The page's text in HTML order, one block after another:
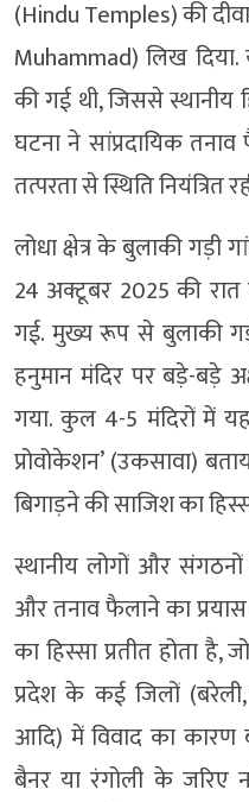
(Hindu Temples) की
Muhammad) लिख
की गई थी, जिससे
घटना ने सांप्रदायिक
तत्परता से स्थिति नियंत्रित
लोधा क्षेत्र के बुलाकी गड़ी
24 अक्टूबर 2025 की
गई. मुख्य रूप से बुलाकी
हनुमान मंदिर पर बड़े-बड़े
गया. कुल 4-5 मंदिरों में
प्रोवोकेशन’ (उकसावा)
बिगाड़ने की साजिश का
स्थानीय लोगों और
और तनाव फैलाने का
का हिस्सा प्रतीत होता
प्रदेश के कई जिलों (बरेली,
आदि) में विवाद का
बैनर या रंगोली के जरिए